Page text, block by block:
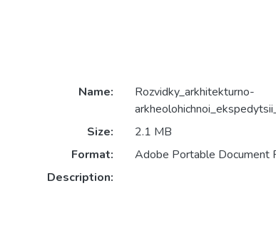
Name:
Rozvidky_arkhitekturno-
Size:
2.1 MB
Format:
Adobe Portable Document
Description: